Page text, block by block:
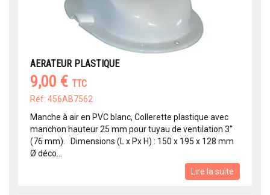
AERATEUR PLASTIQUE
9,00 € TTC
Réf: 456AB7562
Manche à air en PVC blanc, Collerette plastique avec
manchon hauteur 25 mm pour tuyau de ventilation 3"
(76 mm). Dimensions (L x Px H) : 150 x 195 x 128 mm
Ø déco...
Lire la suite